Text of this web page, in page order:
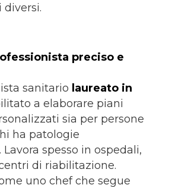
preciso e
sanitario laureato in
a elaborare piani
sia per persone
ha patologie
spesso in ospedali,
di riabilitazione.
uno chef che segue